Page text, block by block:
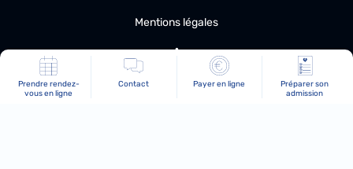
Prendre rendez-
vous en ligne
Contact Payer en ligne
Préparer son
admission
Mentions légales